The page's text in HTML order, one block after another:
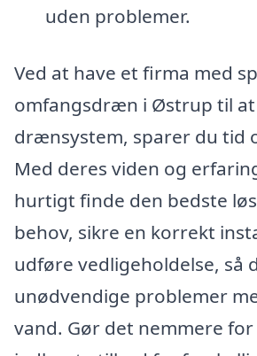
uden problemer.
Ved at have et firma med
omfangsdræn i Østrup til
drænsystem, sparer du tid
Med deres viden og
hurtigt finde den bedste
behov, sikre en korrekt
udføre vedligeholdelse, så
unødvendige problemer
vand. Gør det nemmere